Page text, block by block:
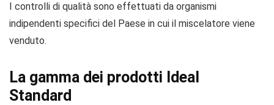
I controlli di qualità sono effettuati da organismi
indipendenti specifici del Paese in cui il miscelatore viene
venduto.
La gamma dei prodotti Ideal
Standard